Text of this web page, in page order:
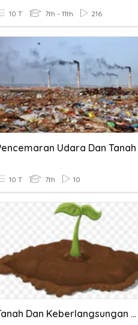
10 T 7th - 11th 216
Udara Dan Tanah
10 T 7th 10
Tanah Dan Keberlangsungan Kehidupan